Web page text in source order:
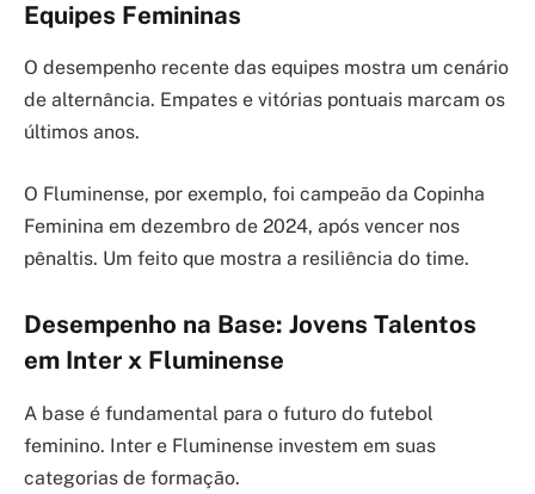
Equipes Femininas
O desempenho recente das equipes mostra um cenário
de alternância. Empates e vitórias pontuais marcam os
últimos anos.
O Fluminense, por exemplo, foi campeão da Copinha
Feminina em dezembro de 2024, após vencer nos
pênaltis. Um feito que mostra a resiliência do time.
Desempenho na Base: Jovens Talentos
em Inter x Fluminense
A base é fundamental para o futuro do futebol
feminino. Inter e Fluminense investem em suas
categorias de formação.